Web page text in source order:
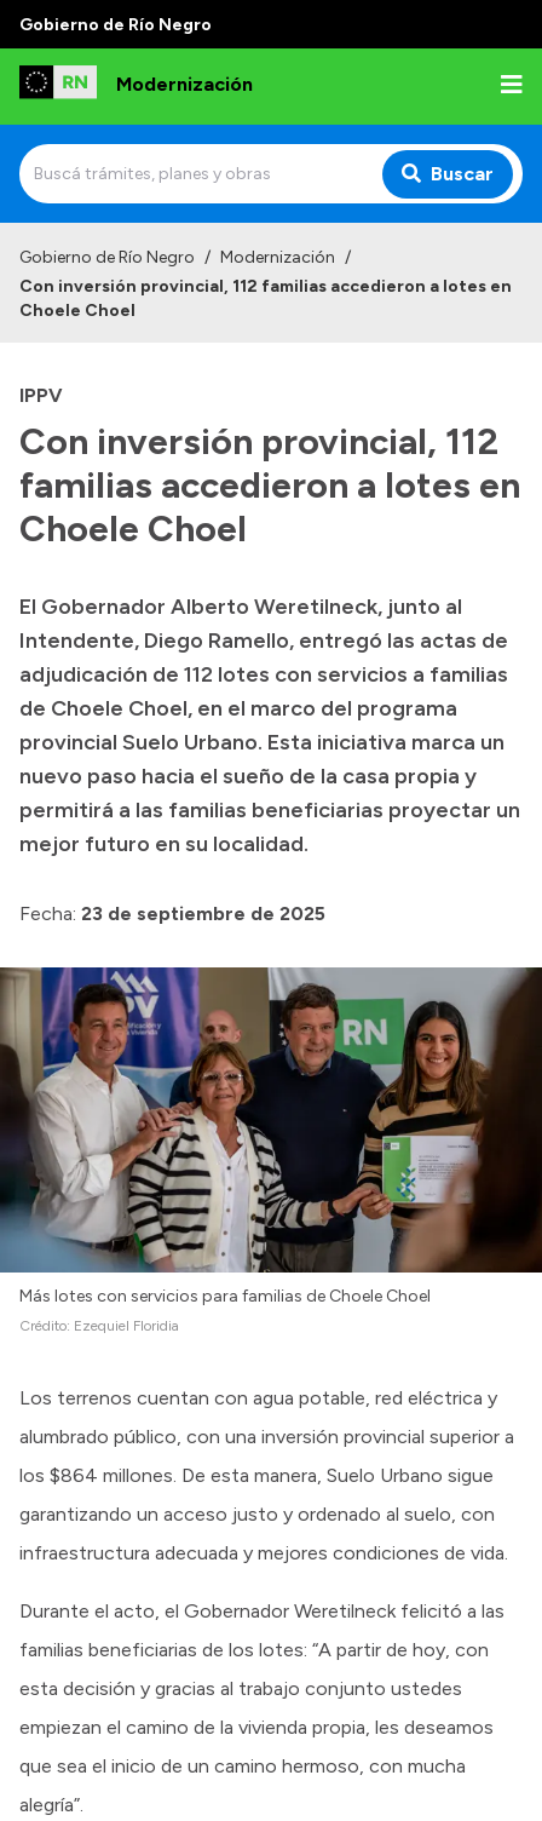
Gobierno de Río Negro
Modernización
Buscar
Institucional
Misión y Visión
Normativa
Transparencia
Boletín Oficial
Compras y licitaciones
Consulta de expedientes
Consulta de pago a proveedores
Convocatorias
Intranet
Login
Gobierno de Río Negro / Modernización /
Con inversión provincial, 112 familias accedieron a lotes en
Choele Choel
IPPV
Con inversión provincial, 112
familias accedieron a lotes en
Choele Choel
El Gobernador Alberto Weretilneck, junto al
Intendente, Diego Ramello, entregó las actas de
adjudicación de 112 lotes con servicios a familias
de Choele Choel, en el marco del programa
provincial Suelo Urbano. Esta iniciativa marca un
nuevo paso hacia el sueño de la casa propia y
permitirá a las familias beneficiarias proyectar un
mejor futuro en su localidad.
Fecha: 23 de septiembre de 2025
Más lotes con servicios para familias de Choele Choel
Crédito: Ezequiel Floridia
Los terrenos cuentan con agua potable, red eléctrica y
alumbrado público, con una inversión provincial superior a
los $864 millones. De esta manera, Suelo Urbano sigue
garantizando un acceso justo y ordenado al suelo, con
infraestructura adecuada y mejores condiciones de vida.
Durante el acto, el Gobernador Weretilneck felicitó a las
familias beneficiarias de los lotes: “A partir de hoy, con
esta decisión y gracias al trabajo conjunto ustedes
empiezan el camino de la vivienda propia, les deseamos
que sea el inicio de un camino hermoso, con mucha
alegría”.